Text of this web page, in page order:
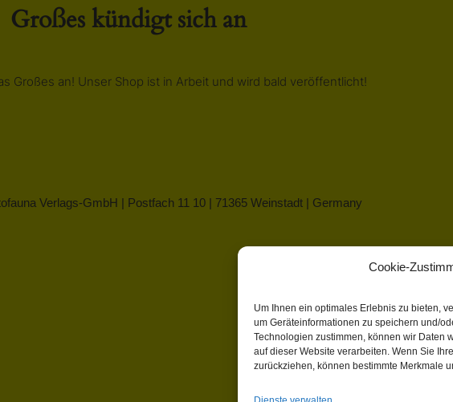
Cookie-
Um Ihnen ein optimales Erlebnis zu bieten,
um Geräteinformationen zu speichern und/
Technologien zustimmen, können wir Daten
auf dieser Website verarbeiten. Wenn Sie
zurückziehen, können bestimmte Merkmale
Großes kündigt sich an
Großes an! Unser Shop ist in Arbeit und wird bald veröffentlicht!
Verlags-GmbH | Postfach 11 10 | 71365 Weinstadt | Germany